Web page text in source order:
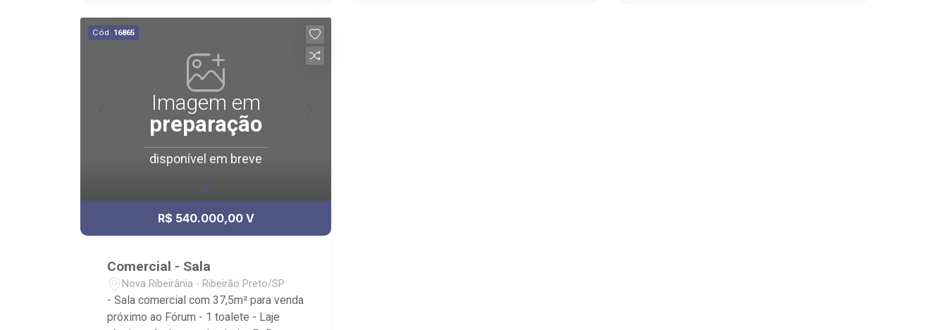
escritórios.
Cód. 16865
Imagem em
preparação
disponível em breve
R$ 540.000,00 V
Comercial - Sala
Nova Ribeirânia - Ribeirão Preto/SP
- Sala comercial com 37,5m² para venda
próximo ao Fórum - 1 toalete - Laje